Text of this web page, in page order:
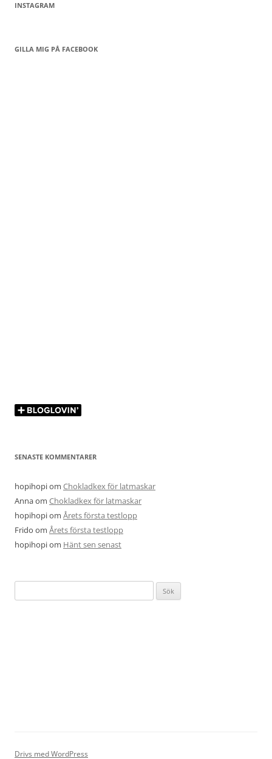
INSTAGRAM
GILLA MIG PÅ FACEBOOK
SENASTE KOMMENTARER
hopihopiom Chokladkex för latmaskar
Annaom Chokladkex för latmaskar
hopihopiom Årets första testlopp
Frido om Årets första testlopp
hopihopiom Hänt sen senast
efter:
Drivs med WordPress